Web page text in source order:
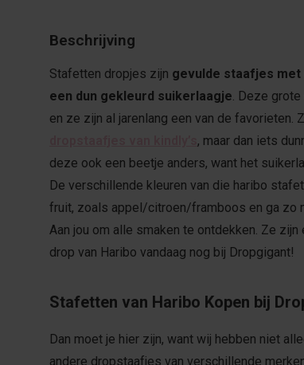
Beschrijving
Stafetten dropjes zijn gevulde staafjes met
een dun gekleurd suikerlaagje. Deze
en ze zijn al jarenlang een van de favorieten.
, maar dan iets
deze ook een beetje anders, want het
De verschillende kleuren van die haribo
fruit, zoals appel/citroen/framboos en ga zo
Aan jou om alle smaken te ontdekken. Ze
drop van Haribo vandaag nog bij Dropgigant!
Stafetten van Haribo Kopen bij
Dan moet je hier zijn, want wij hebben niet
andere dropstaafjes van verschillende